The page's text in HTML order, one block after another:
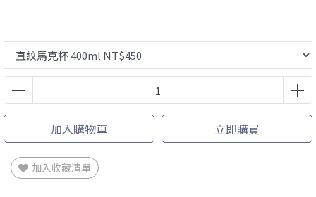
加入購物車 立即購買
加入收藏清單